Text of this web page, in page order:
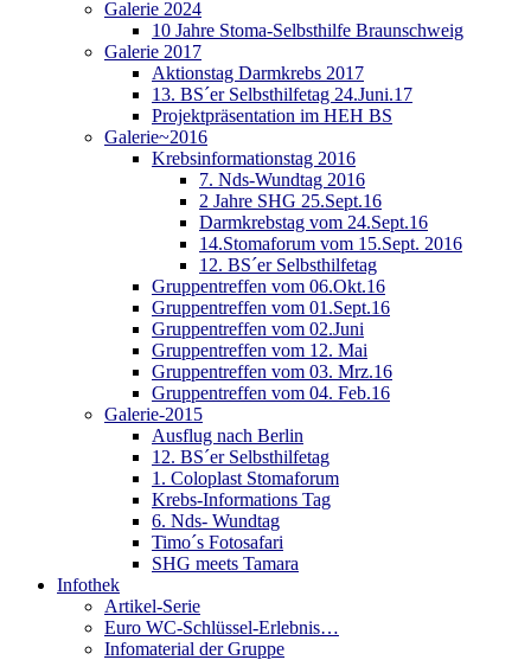
Galerie 2024
10 Jahre Stoma-Selbsthilfe Braunschweig
Galerie 2017
Aktionstag Darmkrebs 2017
13. BS´er Selbsthilfetag 24.Juni.17
Projektpräsentation im HEH BS
Galerie~2016
Krebsinformationstag 2016
7. Nds-Wundtag 2016
2 Jahre SHG 25.Sept.16
Darmkrebstag vom 24.Sept.16
14.Stomaforum vom 15.Sept. 2016
12. BS´er Selbsthilfetag
Gruppentreffen vom 06.Okt.16
Gruppentreffen vom 01.Sept.16
Gruppentreffen vom 02.Juni
Gruppentreffen vom 12. Mai
Gruppentreffen vom 03. Mrz.16
Gruppentreffen vom 04. Feb.16
Galerie-2015
Ausflug nach Berlin
12. BS´er Selbsthilfetag
1. Coloplast Stomaforum
Krebs-Informations Tag
6. Nds- Wundtag
Timo´s Fotosafari
SHG meets Tamara
Infothek
Artikel-Serie
Euro WC-Schlüssel-Erlebnis…
Infomaterial der Gruppe